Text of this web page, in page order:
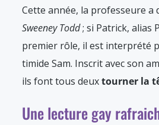
Cette année, la professeure a
Sweeney Todd; si Patrick, alias
premier rôle, il est interprété
timide Sam. Inscrit avec son
ils font tous deuxtourner la
Une lecture gay